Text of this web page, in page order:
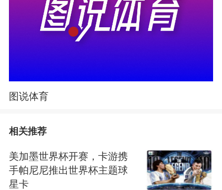
图说体育
相关推荐
美加墨世界杯开赛，卡游携
手帕尼尼推出世界杯主题球
星卡